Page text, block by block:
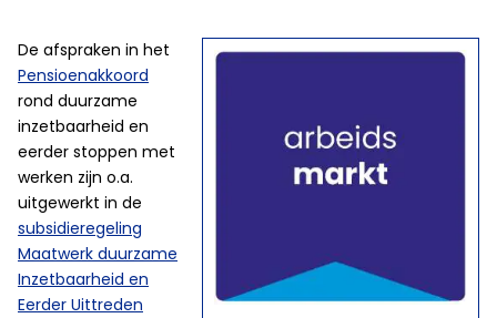
De afspraken in het
Pensioenakkoord
rond duurzame
inzetbaarheid en
eerder stoppen met
werken zijn o.a.
uitgewerkt in de
subsidieregeling
Maatwerk duurzame
Inzetbaarheid en
Eerder Uittreden